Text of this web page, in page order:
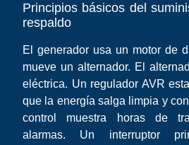
Principios básicos del
respaldo
El generador usa un motor de
mueve un alternador. El
eléctrica. Un regulador AVR
que la energía salga limpia y
control muestra horas de
alarmas. Un interruptor